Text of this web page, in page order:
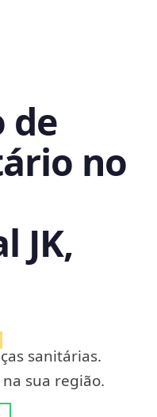
de
no
JK,
sanitárias.
sua região.